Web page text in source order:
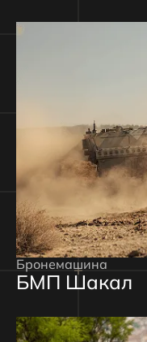
Бронемашина
БМП Шакал